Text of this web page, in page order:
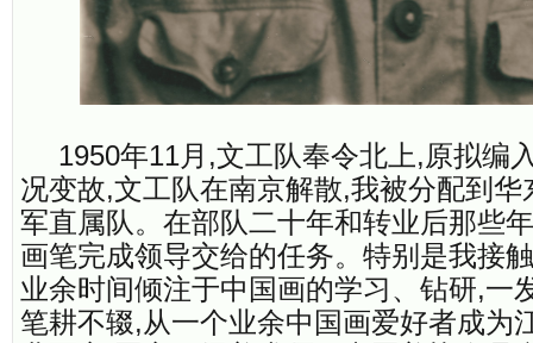
1950年11月,文工队奉令北上,原拟编
况变故,文工队在南京解散,我被分配到华
军直属队。在部队二十年和转业后那些
画笔完成领导交给的任务。特别是我接
业余时间倾注于中国画的学习、钻研,一
笔耕不辍,从一个业余中国画爱好者成为